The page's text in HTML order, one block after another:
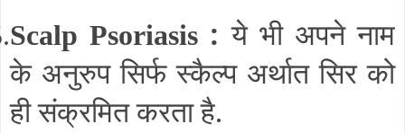
Scalp Psoriasis : ये भी अपने नाम
के अनुरुप सिर्फ स्कैल्प अर्थात सिर को
ही संक्रमित करता है.